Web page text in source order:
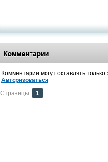
Комментарии могут оставлять
Авторизоваться
Страницы:
1